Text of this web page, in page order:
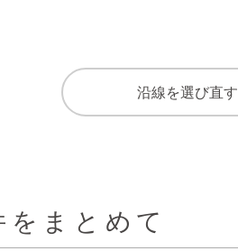
沿線を選び直す
まとめて